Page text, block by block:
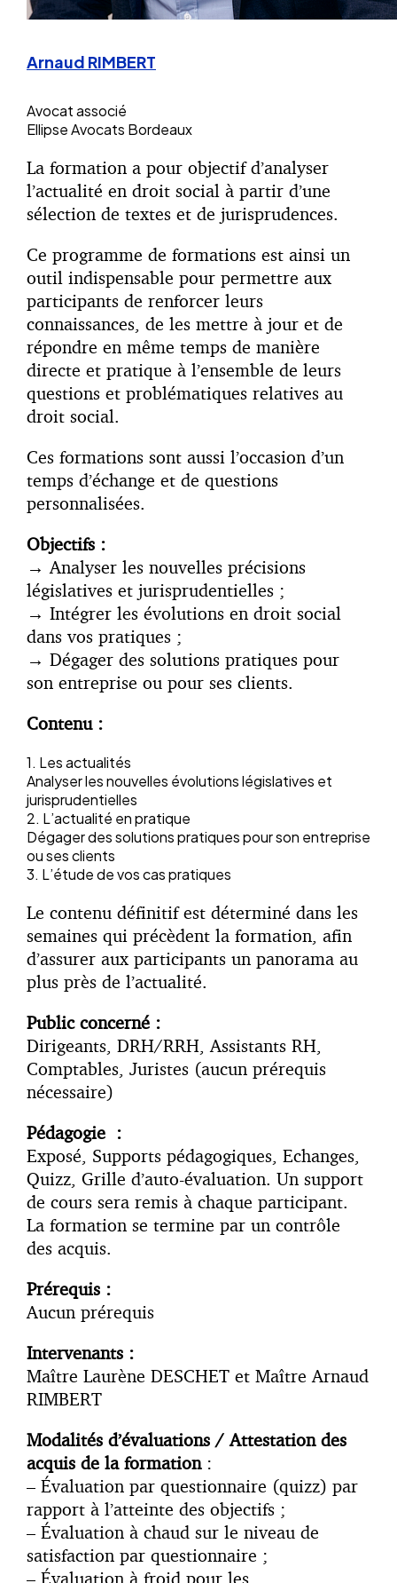
Arnaud RIMBERT
Avocat associé
Ellipse Avocats Bordeaux
La formation a pour objectif d’analyser
l’actualité en droit social à partir d’une
sélection de textes et de jurisprudences.
Ce programme de formations est ainsi un
outil indispensable pour permettre aux
participants de renforcer leurs
connaissances, de les mettre à jour et de
répondre en même temps de manière
directe et pratique à l’ensemble de leurs
questions et problématiques relatives au
droit social.
Ces formations sont aussi l’occasion d’un
temps d’échange et de questions
personnalisées.
Objectifs :
→Analyser les nouvelles précisions
législatives et jurisprudentielles ;
→ Intégrer les évolutions en droit social
dans vos pratiques ;
→ Dégager des solutions pratiques pour
son entreprise ou pour ses clients.
Contenu :
1. Les actualités
Analyser les nouvelles évolutions législatives et
jurisprudentielles
2. L’actualité en pratique
Dégager des solutions pratiques pour son entreprise
ou ses clients
3. L’étude de vos cas pratiques
Le contenu définitif est déterminé dans les
semaines qui précèdent la formation, afin
d’assurer aux participants un panorama au
plus près de l’actualité.
Public concerné :
Dirigeants, DRH/RRH, Assistants RH,
Comptables, Juristes (aucun prérequis
nécessaire)
Pédagogie :
Exposé, Supports pédagogiques, Echanges,
Quizz, Grille d’auto-évaluation. Un support
de cours sera remis à chaque participant.
La formation se termine par un contrôle
des acquis.
Prérequis :
Aucun prérequis
Intervenants :
Maître Laurène DESCHET et Maître Arnaud
RIMBERT
Modalités d’évaluations / Attestation des
acquis de la formation:
– Évaluation par questionnaire (quizz) par
rapport à l’atteinte des objectifs ;
– Évaluation à chaud sur le niveau de
satisfaction par questionnaire ;
– Évaluation à froid pour les